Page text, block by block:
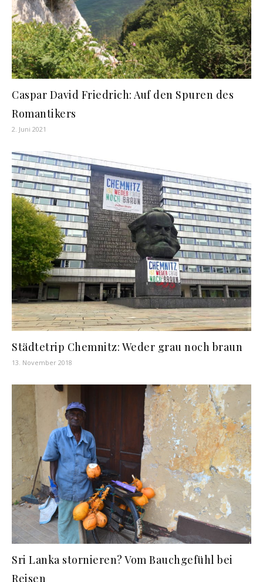
Caspar David Friedrich: Auf den Spuren des
Romantikers
2. Juni 2021
Städtetrip Chemnitz: Weder grau noch braun
13. November 2018
Sri Lanka stornieren? Vom Bauchgefühl bei
Reisen